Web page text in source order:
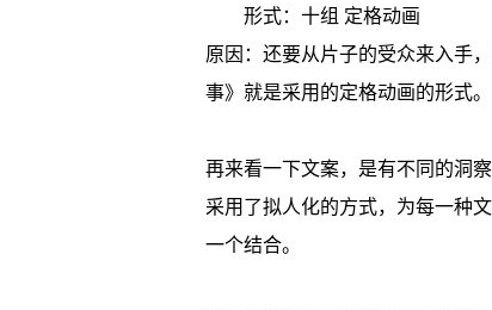
形式：十组 定格动画
原因：还要从片子的受众来入手
事》就是采用的定格动画的形式。
再来看一下文案，是有不同的洞察
采用了拟人化的方式，为每一种
一个结合。